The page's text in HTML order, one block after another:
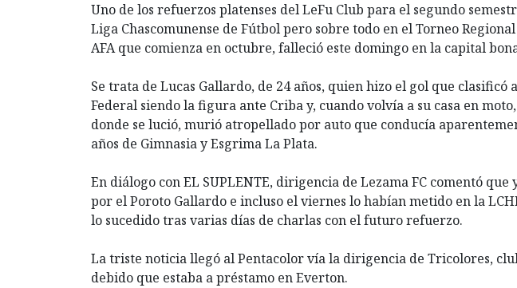
Uno de los refuerzos platenses del LeFu Club para el segundo
Liga Chascomunense de Fútbol pero sobre todo en el Torneo
AFA que comienza en octubre, falleció este domingo en la capital
Se trata de Lucas Gallardo, de 24 años, quien hizo el gol que clasificó
Federal siendo la figura ante Criba y, cuando volvía a su casa en
donde se lució, murió atropellado por auto que conducía
años de Gimnasia y Esgrima La Plata.
En diálogo con EL SUPLENTE, dirigencia de Lezama FC comentó
por el Poroto Gallardo e incluso el viernes lo habían metido en la
lo sucedido tras varias días de charlas con el futuro refuerzo.
La triste noticia llegó al Pentacolor vía la dirigencia de Tricolores,
debido que estaba a préstamo en Everton.